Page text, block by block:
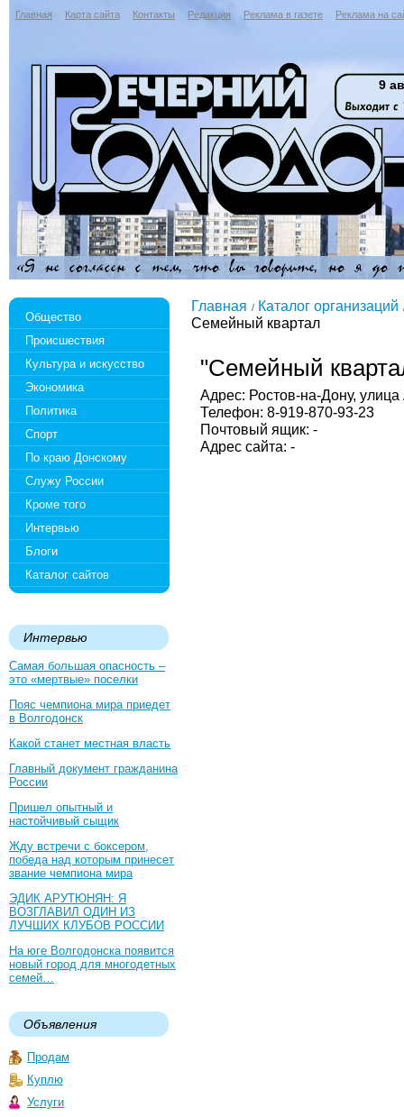
Главная Карта сайта Контакты Редакция Реклама в газете Реклама на
9
Общество
Происшествия
Культура и искусство
Экономика
Политика
Спорт
По краю Донскому
Служу России
Кроме того
Интервью
Блоги
Каталог сайтов
Интервью
Самая большая опасность –
это «мертвые» поселки
Пояс чемпиона мира приедет
в Волгодонск
Какой станет местная власть
Главный документ гражданина
России
Пришел опытный и
настойчивый сыщик
Жду встречи с боксером,
победа над которым принесет
звание чемпиона мира
ЭДИК АРУТЮНЯН: Я
ВОЗГЛАВИЛ ОДИН ИЗ
ЛУЧШИХ КЛУБОВ РОССИИ
На юге Волгодонска появится
новый город для многодетных
семей…
Объявления
Продам
Куплю
Услуги
Главная
Каталог организаций
Семейный квартал
"Семейный
Адрес: Ростов-на-Дону,
Телефон: 8-919-870-93-23
Почтовый ящик: -
Адрес сайта: -